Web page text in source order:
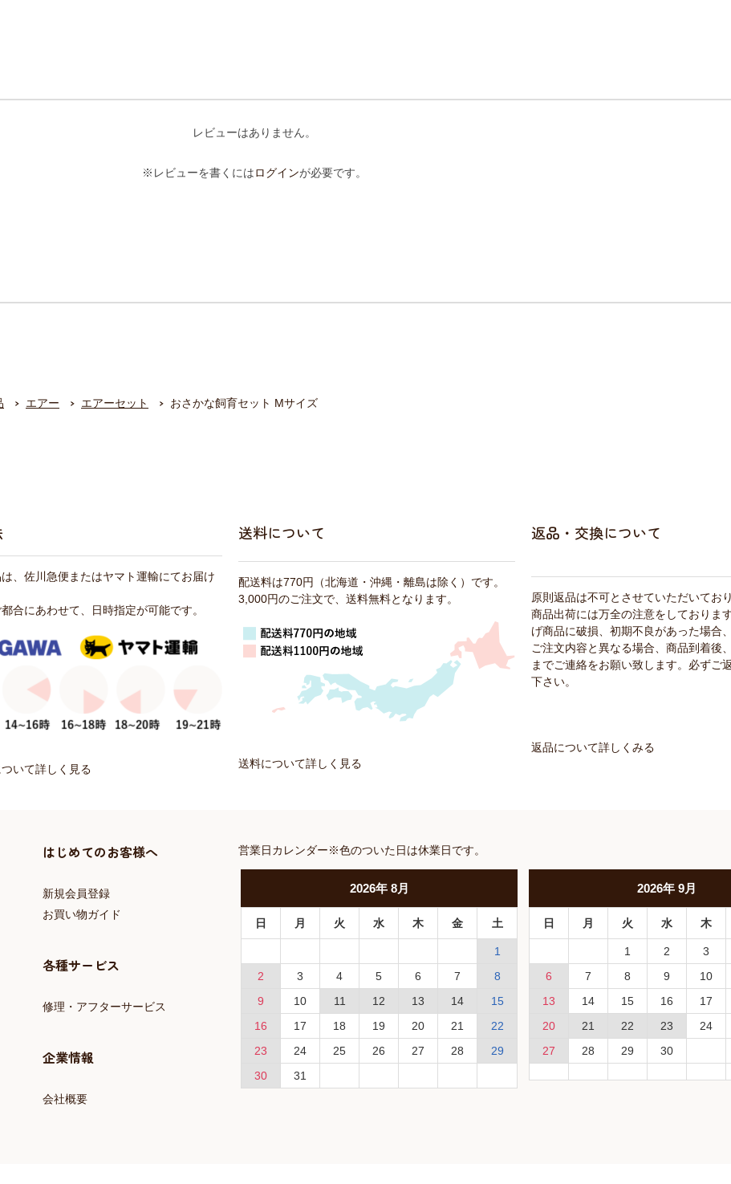
レビューはありません。
※レビューを書くにはログインが必要です。
エアー エアーセット おさかな飼育セット Mサイズ
、佐川急便またはヤマト運輸にてお届け
合にあわせて、日時指定が可能です。
いて詳しく見る
送料について
配送料は770円（北海道・沖縄・離島は除く）です。
3,000円のご注文で、送料無料となります。
送料について詳しく見る
返品・交換について
原則返品は不可とさせていただいてお
商品出荷には万全の注意をしておりま
げ商品に破損、初期不良があった場合
ご注文内容と異なる場合、商品到着後
までご連絡をお願い致します。必ずご
下さい。
返品について詳しくみる
はじめてのお客様へ
新規会員登録
お買い物ガイド
各種サービス
修理・アフターサービス
企業情報
会社概要
営業日カレンダー※色のついた日は休業日です。
2026年 8月
日 月 火 水 木 金 土
1
2
3 4 5 6 7
8
9
10 11 12 13 14
15
16
17 18 19 20 21
22
23
24 25 26 27 28
29
30
31
2026年9月
日 月 火 水 木
1 2
3
6
7 8 9
10
13
14 15 16
17
20
21 22 23
24
27
28 29 30